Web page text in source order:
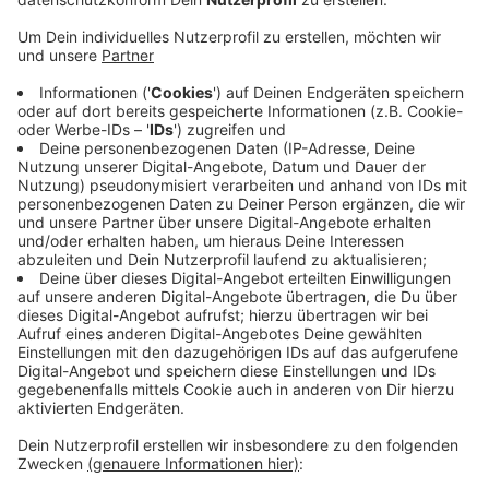
haben die Hälfte der Hausbesitzer eine solche
gewesen. Die Vebraucherzentrale rät allen, die eine
Immobilie in einem bedrohten Gebiet haben, eine
solche Versicherung abzuschließen. Die normale
Gebäudeversicherung helfe bei Naturkatastrophen
nicht immer. Für Wuppertal gibt es Karten, die
zeigen, welche Teile der Stadt
Überschwemmungsgebiet sind. Auch bauliche
Veränderungen seien bei vielen Häusern nötig, um
künftige Flutschäden zu vermeiden.
Veröffentlicht: Dienstag, 05.07.2022 15:12
Anzeige